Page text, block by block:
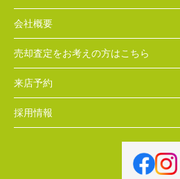
会社概要
売却査定をお考えの方はこちら
来店予約
採用情報